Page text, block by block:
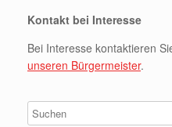
Kontakt bei Interesse
Bei Interesse kontaktieren
unseren Bürgermeister.